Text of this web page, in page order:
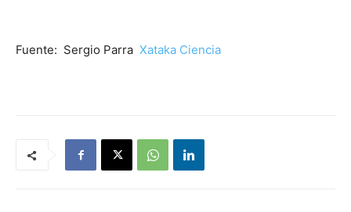
Fuente: Sergio Parra Xataka Ciencia